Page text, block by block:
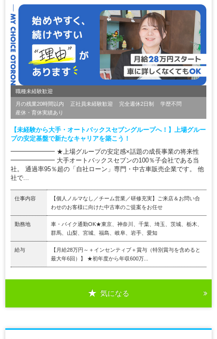
職種未経験歓迎
月の残業20時間以内 正社員未経験歓迎 完全週休2日制
学歴不問
産休・育休実績あり
【未経験から大手・オートバックスセブングループへ！】上場グルー
プの安定基盤で新たなキャリアを築こう！
━━━━━━━ ★上場グループの安定感×話題の成長事業の将来性
━━━━━━━ 大手オートバックスセブンの100％子会社である当
社。 通過率95％超の「自社ローン」専門・中古車販売企業です。 他
社で...
仕事内容
【個人ノルマなし／チーム営業／研修充実】ご来店＆お問い合
わせのお客様に向けた中古車のご提案をお任せ
勤務地
車・バイク通勤OK★東京、神奈川、千葉、埼玉、茨城、栃木、
群馬、山梨、宮城、福島、岐阜、岩手、愛知
給与
【月給28万円～＋インセンティブ＋賞与（特別賞与を含めると
最大年6回）】 ★初年度から年収600万...
気になる